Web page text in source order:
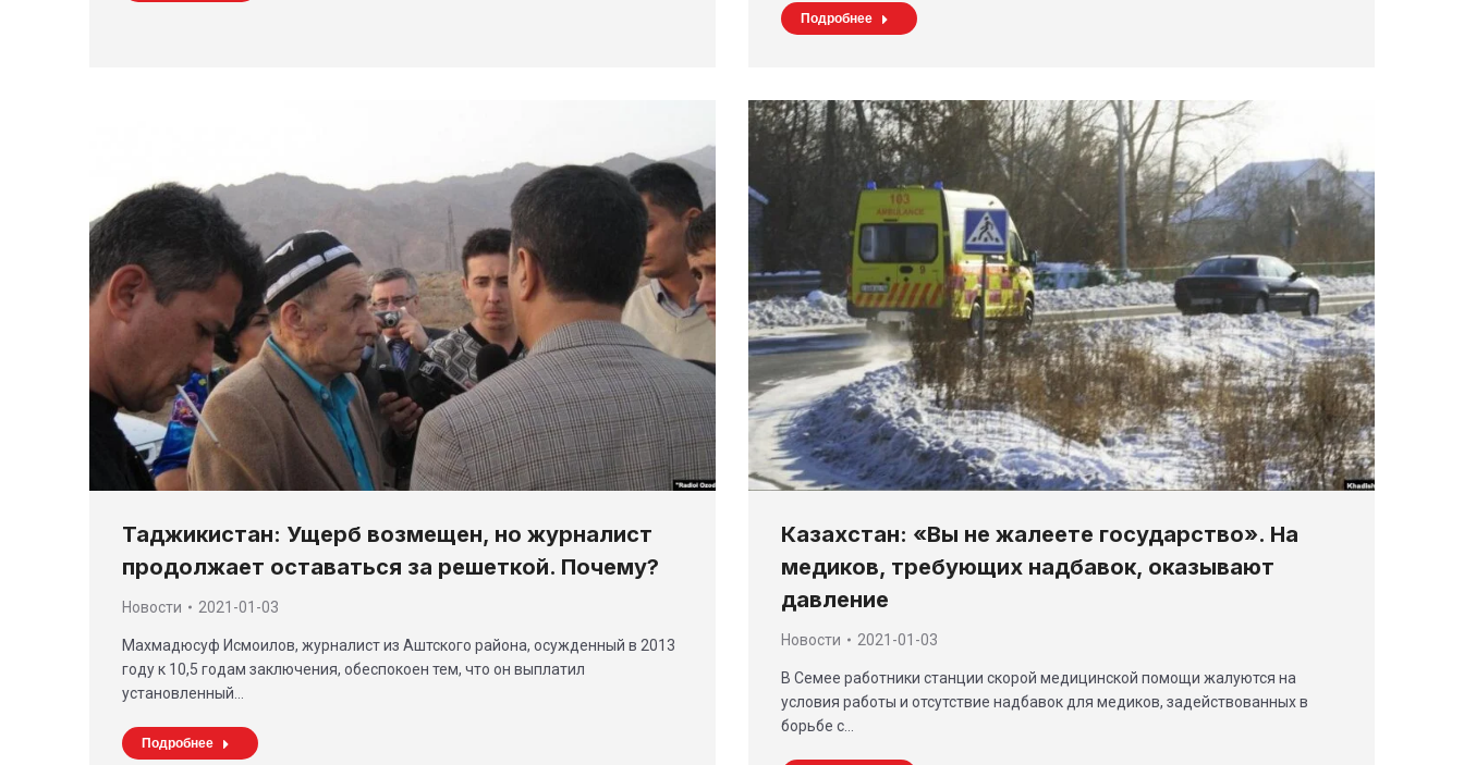
Подробнее
Таджикистан: Ущерб возмещен, но журналист
продолжает оставаться за решеткой. Почему?
Новости 2021-01-03
Махмадюсуф Исмоилов, журналист из Аштского района, осужденный в 2013
году к 10,5 годам заключения, обеспокоен тем, что он выплатил
установленный…
Подробнее
Казахстан: «Вы не жалеете государство». На
медиков, требующих надбавок, оказывают
давление
Новости 2021-01-03
В Семее работники станции скорой медицинской помощи жалуются на
условия работы и отсутствие надбавок для медиков, задействованных в
борьбе с…